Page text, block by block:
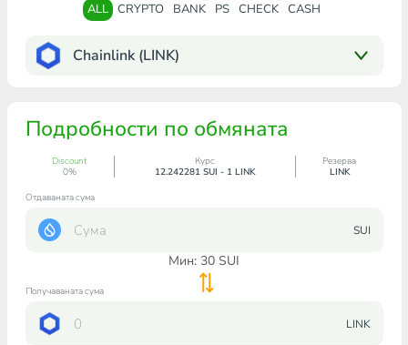
ALL CRYPTO BANK PS CHECK CASH
Chainlink (LINK)
Подробности по обмяната
Discount
0%
Курс
12.242281 SUI - 1 LINK
Резерва
LINK
Отдаваната сума
SUI
Мин: 30 SUI
Получаваната сума
LINK